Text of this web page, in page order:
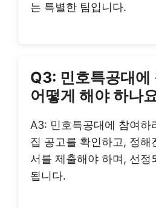
는 특별한 팀입니다.
Q3: 민호특공대에
어떻게 해야 하나
A3: 민호특공대에 참여하
집 공고를 확인하고, 정해
서를 제출해야 하며, 선정
됩니다.